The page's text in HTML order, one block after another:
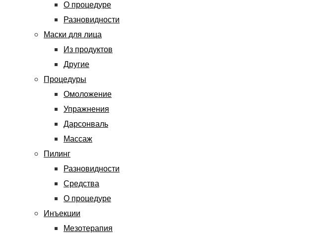
О процедуре
Разновидности
Маски для лица
Из продуктов
Другие
Процедуры
Омоложение
Упражнения
Дарсонваль
Массаж
Пилинг
Разновидности
Средства
О процедуре
Инъекции
Мезотерапия